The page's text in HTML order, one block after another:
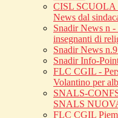
CISL SCUOLA
News dal
Snadir News n
insegnanti di
Snadir News
Snadir Info-
FLC CGIL -
Volantino per
SNALS-
SNALS
FLC CGIL